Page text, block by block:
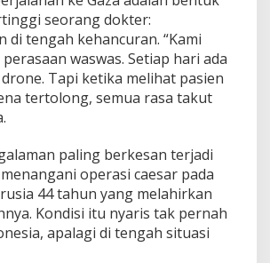
seorang dokter:
di tengah kehancuran. “Kami
waswas. Setiap hari ada
Tapi ketika melihat pasien
tertolong, semua rasa takut
paling berkesan terjadi
operasi caesar pada
44 tahun yang melahirkan
Kondisi itu nyaris tak pernah
apalagi di tengah situasi